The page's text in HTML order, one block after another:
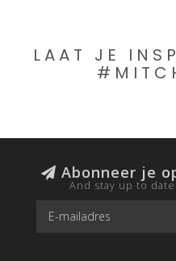
LAAT JE
Abonneer je
And stay up to